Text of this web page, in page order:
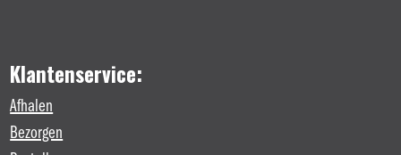
Klantenservice:
Afhalen
Bezorgen